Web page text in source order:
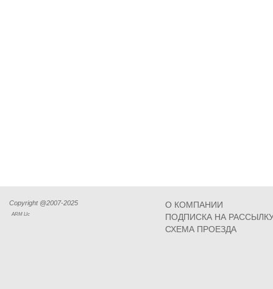
Copyright @2007-2025
ARM Llc
О КОМПАНИИ
ПОДПИСКА НА
СХЕМА ПРОЕЗДА